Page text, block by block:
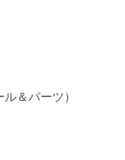
＆パーツ）